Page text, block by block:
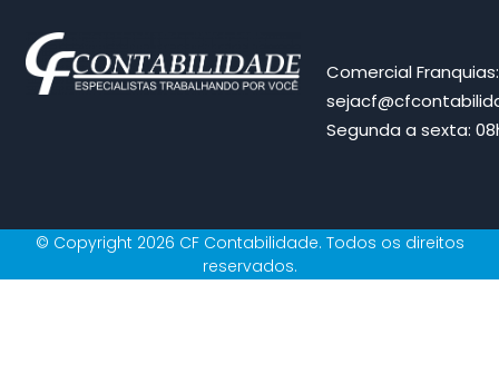
Comercial
Segunda a sexta:
© Copyright 2026 CF Contabilidade. Todos os direitos
reservados.